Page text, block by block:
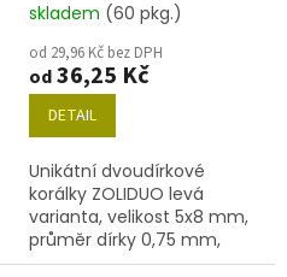
skladem (60 pkg.)
od 29,96 Kč bez DPH
od36,25 Kč
DETAIL
Unikátní dvoudírkové
korálky ZOLIDUO levá
varianta, velikost 5x8 mm,
průměr dírky 0,75 mm,
obsah balení 20 ks nebo